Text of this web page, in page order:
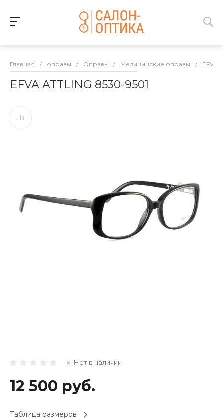
Главная / оправы / Оправы / Медицинские оправы / EFVA
EFVA ATTLING 8530-9501
Нет в наличии
12 500 руб.
Таблица размеров